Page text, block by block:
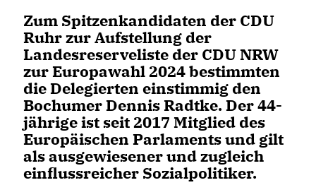
Zum Spitzenkandidaten der CDU
Ruhr zur Aufstellung der
Landesreserveliste der CDU NRW
zur Europawahl 2024 bestimmten
die Delegierten einstimmig den
Bochumer Dennis Radtke. Der 44-
jährige ist seit 2017 Mitglied des
Europäischen Parlaments und gilt
als ausgewiesener und zugleich
einflussreicher Sozialpolitiker.